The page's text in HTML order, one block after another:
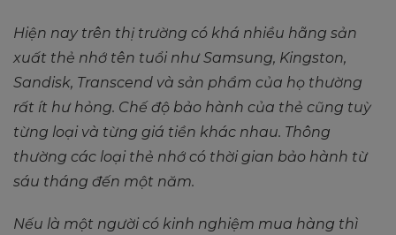
Hiện nay trên thị trường có khá nhiều hãng sản
xuất thẻ nhớ tên tuổi như Samsung, Kingston,
Sandisk, Transcend và sản phẩm của họ thường
rất ít hư hỏng. Chế độ bảo hành của thẻ cũng tuỳ
từng loại và từng giá tiền khác nhau. Thông
thường các loại thẻ nhớ có thời gian bảo hành từ
sáu tháng đến một năm.
Nếu là một người có kinh nghiệm mua hàng thì